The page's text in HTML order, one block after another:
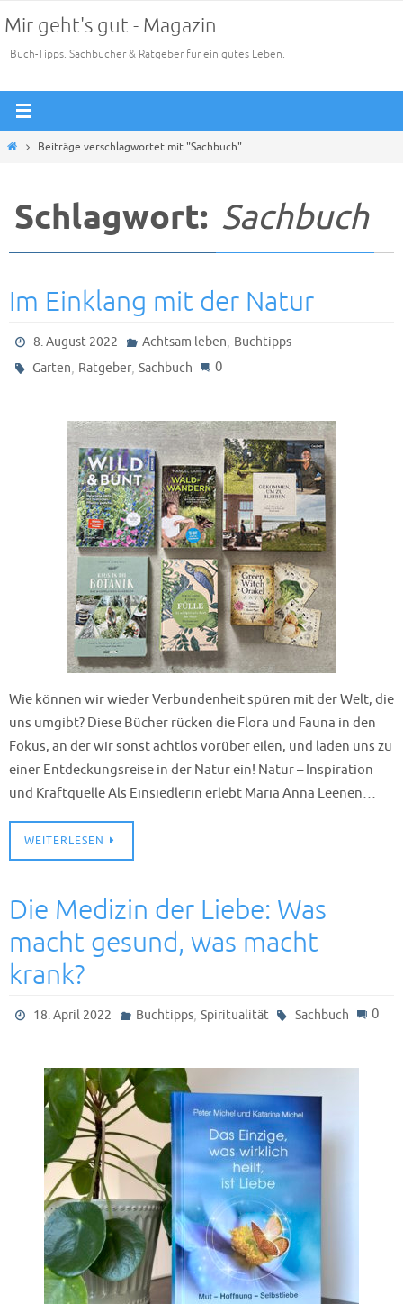
Inhalt
springen
Mir geht's gut - Magazin
Buch-Tipps. Sachbücher & Ratgeber für ein gutes Leben.
StartBeiträge verschlagwortet mit "Sachbuch"
Schlagwort: Sachbuch
Im Einklang mit der Natur
8. August 2022 Achtsam leben, Buchtipps
Garten, Ratgeber,Sachbuch 0
Wie können wir wieder Verbundenheit spüren mit der Welt, die
uns umgibt? Diese Bücher rücken die Flora und Fauna in den
Fokus, an der wir sonst achtlos vorüber eilen, und laden uns zu
einer Entdeckungsreise in der Natur ein! Natur – Inspiration
und Kraftquelle Als Einsiedlerin erlebt Maria Anna Leenen…
WEITERLESEN
Die Medizin der Liebe: Was
macht gesund, was macht
krank?
18. April 2022 Buchtipps, Spiritualität Sachbuch 0